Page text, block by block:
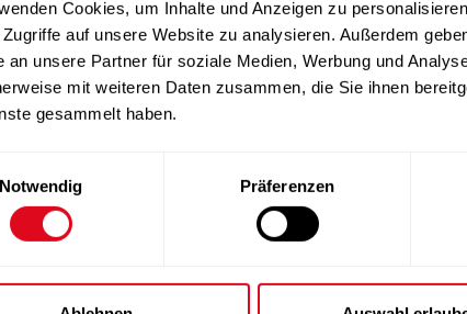
Cookies, um Inhalte und Anzeigen zu
Zugriffe auf unsere Website zu analysieren. Außerdem
an unsere Partner für soziale Medien, Werbung und
mit weiteren Daten zusammen, die Sie ihnen
gesammelt haben.
Notwendig
Präferenzen